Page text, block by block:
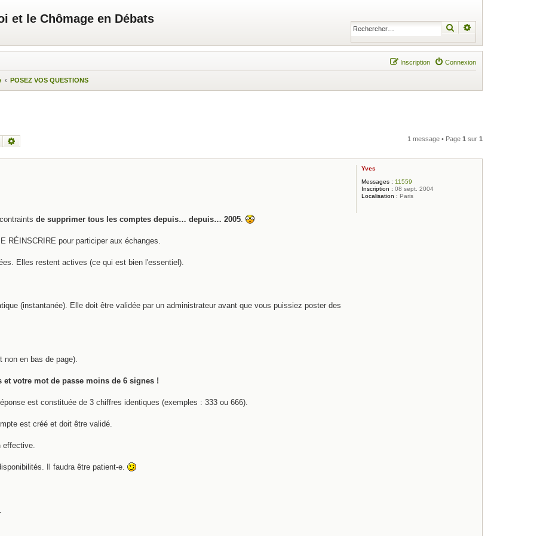
et le Chômage en Débats
Rechercher
Connexion
Inscription
POSEZ VOS QUESTIONS
Rechercher 1 message • Page 1 sur 1
Yves
Messages : 11559
Inscription : 08 sept. 2004
Localisation : Paris
de supprimer tous les comptes depuis… depuis… 2005
RÉINSCRIRE pour participer aux échanges.
Elles restent actives (ce qui est bien l'essentiel).
(instantanée). Elle doit être validée par un administrateur avant que vous puissiez poster des
en bas de page).
votre mot de passe moins de 6 signes !
est constituée de 3 chiffres identiques (exemples : 333 ou 666).
est créé et doit être validé.
Il faudra être patient-e.